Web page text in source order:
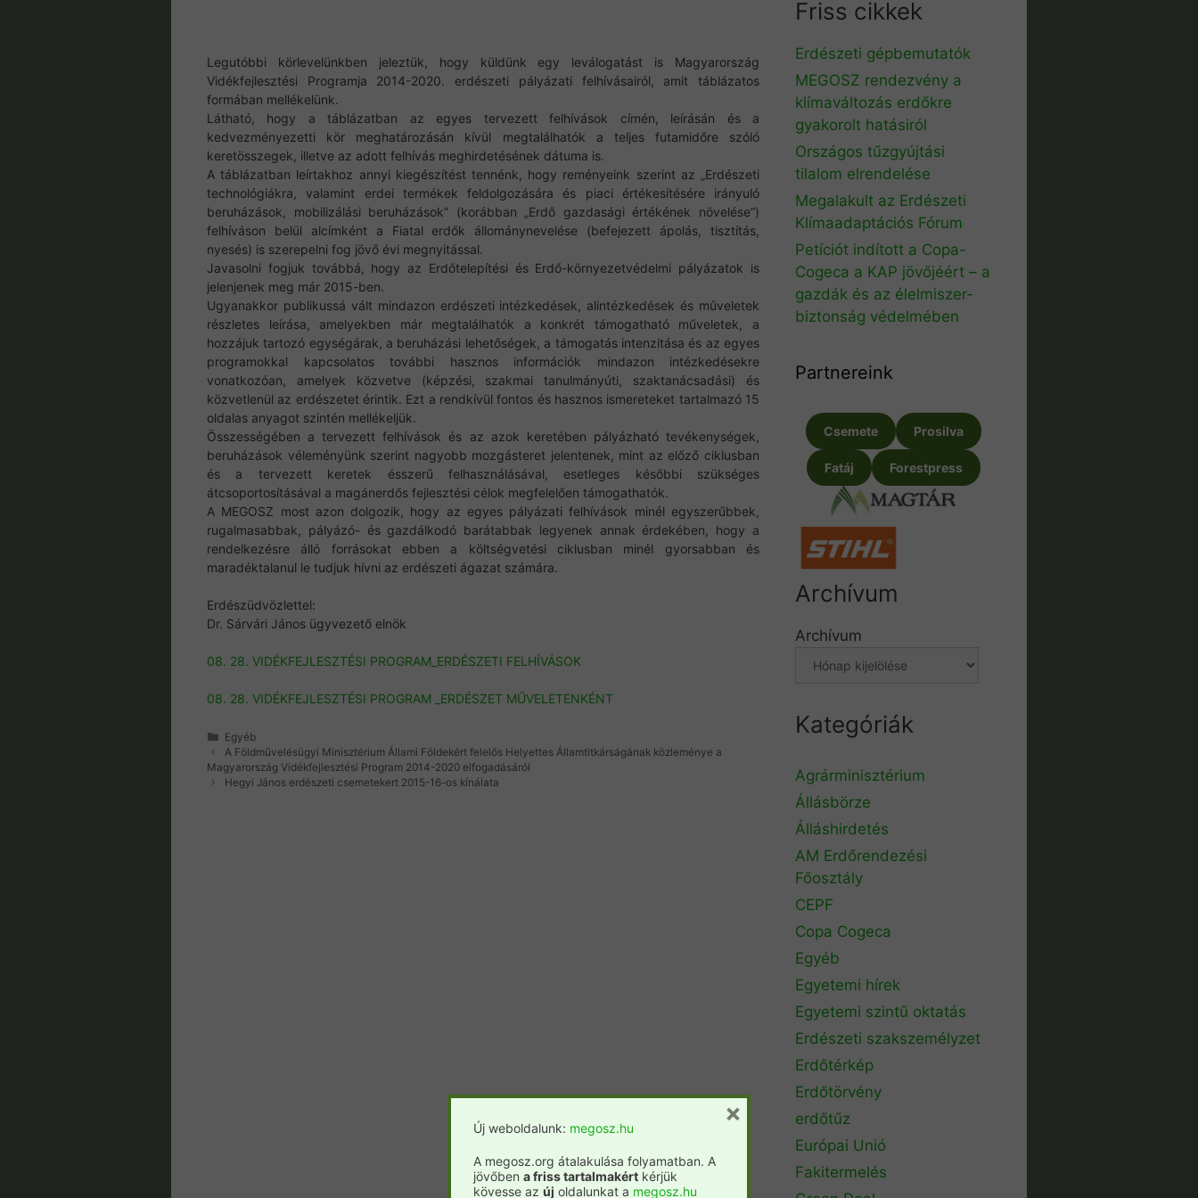
Legutóbbi körlevelünkben jeleztük, hogy küldünk egy leválogatást is Magyarország
Vidékfejlesztési Programja 2014-2020. erdészeti pályázati felhívásairól, amit táblázatos
formában mellékelünk.
Látható, hogy a táblázatban az egyes tervezett felhívások címén, leírásán és a
kedvezményezetti kör meghatározásán kívül megtalálhatók a teljes futamidőre szóló
keretösszegek, illetve az adott felhívás meghirdetésének dátuma is.
A táblázatban leírtakhoz annyi kiegészítést tennénk, hogy reményeink szerint az „Erdészeti
technológiákra, valamint erdei termékek feldolgozására és piaci értékesítésére irányuló
beruházások, mobilizálási beruházások” (korábban „Erdő gazdasági értékének növelése”)
felhíváson belül alcímként a Fiatal erdők állománynevelése (befejezett ápolás, tisztítás,
nyesés) is szerepelni fog jövő évi megnyitással.
Javasolni fogjuk továbbá, hogy az Erdőtelepítési és Erdő-környezetvédelmi pályázatok is
jelenjenek meg már 2015-ben.
Ugyanakkor publikussá vált mindazon erdészeti intézkedések, alintézkedések és műveletek
részletes leírása, amelyekben már megtalálhatók a konkrét támogatható műveletek, a
hozzájuk tartozó egységárak, a beruházási lehetőségek, a támogatás intenzitása és az egyes
programokkal kapcsolatos további hasznos információk mindazon intézkedésekre
vonatkozóan, amelyek közvetve (képzési, szakmai tanulmányúti, szaktanácsadási) és
közvetlenül az erdészetet érintik. Ezt a rendkívül fontos és hasznos ismereteket tartalmazó 15
oldalas anyagot szintén mellékeljük.
Összességében a tervezett felhívások és az azok keretében pályázható tevékenységek,
beruházások véleményünk szerint nagyobb mozgásteret jelentenek, mint az előző ciklusban
és a tervezett keretek ésszerű felhasználásával, esetleges későbbi szükséges
átcsoportosításával a magánerdős fejlesztési célok megfelelően támogathatók.
A MEGOSZ most azon dolgozik, hogy az egyes pályázati felhívások minél egyszerűbbek,
rugalmasabbak, pályázó- és gazdálkodó barátabbak legyenek annak érdekében, hogy a
rendelkezésre álló forrásokat ebben a költségvetési ciklusban minél gyorsabban és
maradéktalanul le tudjuk hívni az erdészeti ágazat számára.
Erdészüdvözlettel:
Dr. Sárvári János ügyvezető elnök
08. 28. VIDÉKFEJLESZTÉSI PROGRAM_ERDÉSZETI FELHÍVÁSOK
08. 28. VIDÉKFEJLESZTÉSI PROGRAM _ERDÉSZET MŰVELETENKÉNT
Kategória
Egyéb
A Földművelésügyi Minisztérium Állami Földekért felelős Helyettes Államtitkárságának közleménye a
Magyarország Vidékfejlesztési Program 2014-2020 elfogadásáról
Hegyi János erdészeti csemetekert 2015-16-os kínálata
Friss cikkek
Erdészeti gépbemutatók
MEGOSZ rendezvény a
klímaváltozás erdőkre
gyakorolt hatásiról
Országos tűzgyújtási
tilalom elrendelése
Megalakult az Erdészeti
Klímaadaptációs Fórum
Petíciót indított a Copa-
Cogeca a KAP jövőjéért – a
gazdák és az élelmiszer-
biztonság védelmében
Partnereink
Csemete Prosilva
Fatáj Forestpress
Archívum
Archívum
Kategóriák
Agrárminisztérium
Állásbörze
Álláshirdetés
AM Erdőrendezési
Főosztály
CEPF
Copa Cogeca
Egyéb
Egyetemi hírek
Egyetemi szintű oktatás
Erdészeti szakszemélyzet
Erdőtérkép
Erdőtörvény
erdőtűz
Európai Unió
Fakitermelés
Új weboldalunk: megosz.hu
A megosz.org átalakulása folyamatban. A
jövőben a friss tartalmakért kérjük
kövesse az új oldalunkat a megosz.hu
×